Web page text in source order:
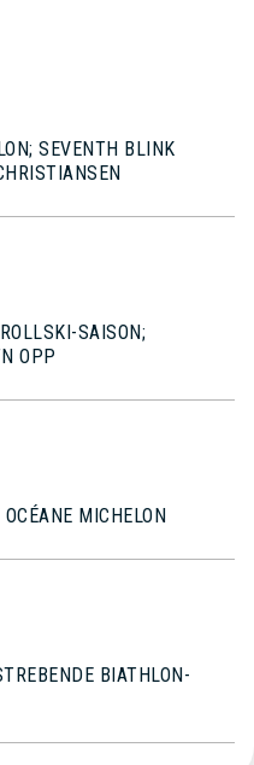
SEVENTH BLINK
SAISON;
OPP
MICHELON
BIATHLON-